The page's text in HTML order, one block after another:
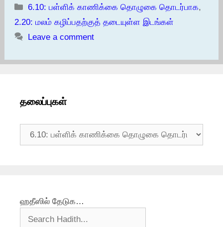
Categories
6.10: பள்ளிக் காணிக்கை தொழுகை தொடர்பாக,
2.20: மலம் கழிப்பதற்குத் தடையுள்ள இடங்கள்
Leave a comment
தலைப்புகள்
தலைப்புகள்
ஹதீஸில் தேடுக…